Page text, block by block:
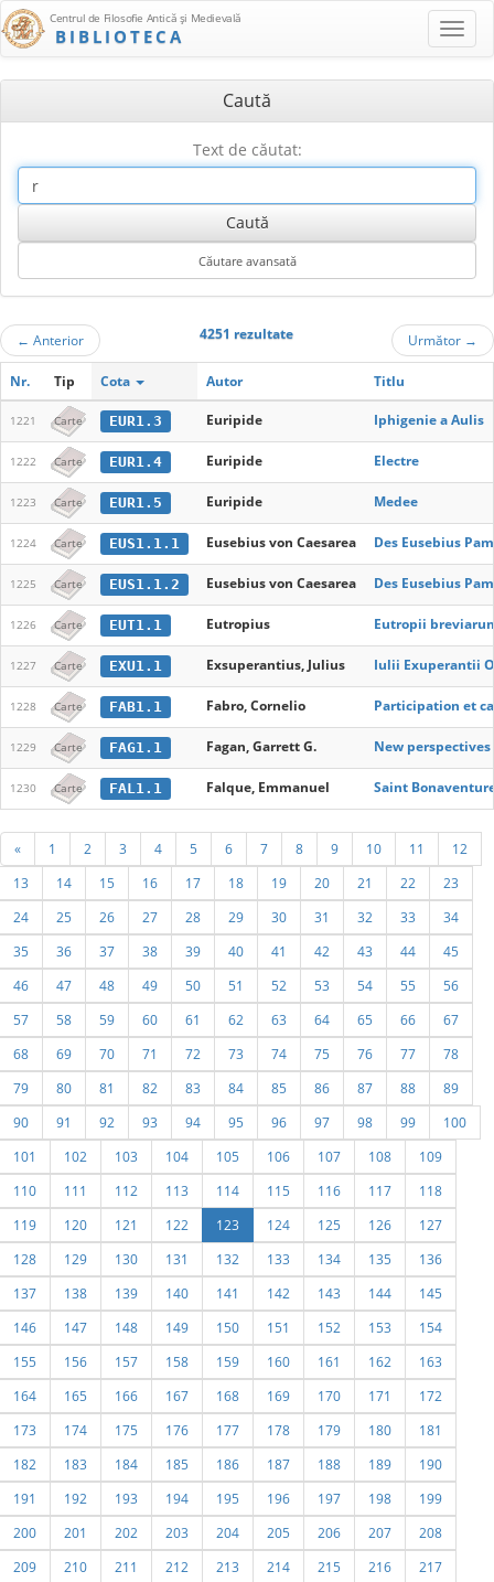
Centrul de Filosofie Antică şi Medievală
BIBLIOTECA
Caută
Text de căutat:
← Anterior 4251 rezultate Următor →
Nr. Tip Cota Autor Titlu
1221 Carte EUR1.3 Euripide Iphigenie a Aulis
1222 Carte EUR1.4 Euripide Electre
1223 Carte EUR1.5 Euripide Medee
1224 Carte EUS1.1.1 Eusebius von Caesarea Des Eusebius
1225 Carte EUS1.1.2 Eusebius von Caesarea Des Eusebius
1226 Carte EUT1.1 Eutropius Eutropii
1227 Carte EXU1.1 Exsuperantius, Julius Iulii Exuperantii
1228 Carte FAB1.1 Fabro, Cornelio Participation et
1229 Carte FAG1.1 Fagan, Garrett G. New
1230 Carte FAL1.1 Falque, Emmanuel Saint
« 1 2 3 4 5 6 7 8 9 10 11
12
13
14 15 16 17 18 19 20 21 22
23
24
25 26 27 28 29 30 31 32 33
34
35
36 37 38 39 40 41 42 43 44
45
46
47 48 49 50 51 52 53 54 55
56
57
58 59 60 61 62 63 64 65 66
67
68
69 70 71 72 73 74 75 76 77
78
79
80 81 82 83 84 85 86 87 88
89
90
91 92 93 94 95 96 97 98 99
100
101
102 103 104 105 106 107 108
109
110
111 112 113 114 115 116 117
118
119
120 121 122 123 124 125 126
127
128
129 130 131 132 133 134 135
136
137
138 139 140 141 142 143 144
145
146
147 148 149 150 151 152 153
154
155
156 157 158 159 160 161 162
163
164
165 166 167 168 169 170 171
172
173
174 175 176 177 178 179 180
181
182
183 184 185 186 187 188 189
190
191
192 193 194 195 196 197 198
199
200
201 202 203 204 205 206 207
208
209
210 211 212 213 214 215 216
217